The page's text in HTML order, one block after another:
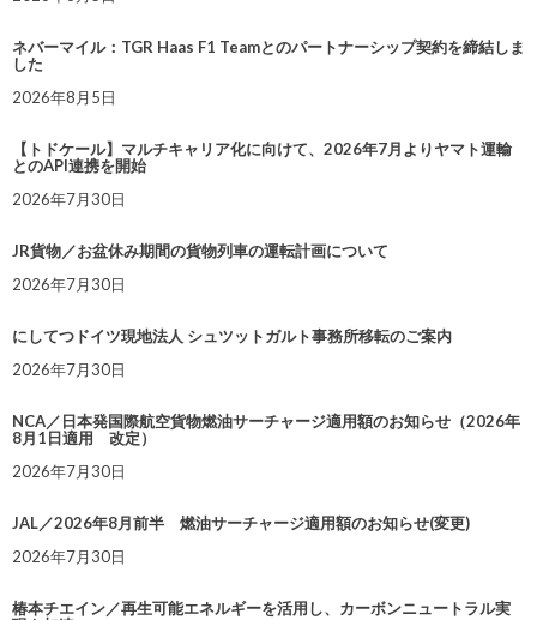
ネバーマイル：TGR Haas F1 Teamとのパートナーシップ契約を締結しま
した
2026年8月5日
【トドケール】マルチキャリア化に向けて、2026年7月よりヤマト運輸
とのAPI連携を開始
2026年7月30日
JR貨物／お盆休み期間の貨物列車の運転計画について
2026年7月30日
にしてつドイツ現地法人 シュツットガルト事務所移転のご案内
2026年7月30日
NCA／日本発国際航空貨物燃油サーチャージ適用額のお知らせ（2026年
8月1日適用 改定）
2026年7月30日
JAL／2026年8月前半 燃油サーチャージ適用額のお知らせ(変更)
2026年7月30日
椿本チエイン／再生可能エネルギーを活用し、カーボンニュートラル実